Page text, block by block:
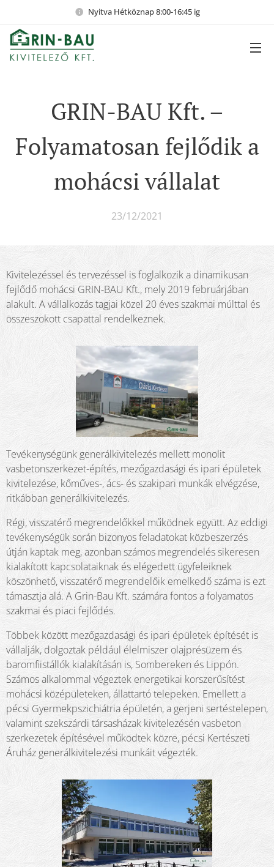
Nyitva Hétköznap 8:00-16:45 ig
GRIN-BAU Kft. –
Folyamatosan fejlődik a
mohácsi vállalat
23/12/2021
Kivitelezéssel és tervezéssel is foglalkozik a dinamikusan
fejlődő mohácsi GRIN-BAU Kft., mely 2019 februárjában
alakult. A vállalkozás tagjai közel 20 éves szakmai múlttal és
összeszokott csapattal rendelkeznek.
Tevékenységünk generál­kivi­te­le­zés mellett monolit
vasbetonszerkezet-építés, mezőgazdasági és ipari épületek
kivitelezése, kőműves-, ács- és szakipari munkák elvégzése,
ritkábban generálkivitelezés.
Régi, visszatérő megrendelőkkel működnek együtt. Az eddigi
tevékenységük során bizonyos feladatokat közbeszerzés
útján kaptak meg, azonban számos megrendelés sikeresen
kialakított kapcsolataiknak és elégedett ügyfeleiknek
köszönhető, visszatérő megrendelőik emelkedő száma is ezt
támasztja alá. A Grin-Bau Kft. számára fontos a folyamatos
szakmai és piaci fejlődés.
Többek között mezőgazdasági és ipari épületek építését is
vállalják, dolgoztak például élelmiszer olajprésüzem és
baromfiistállók kialakításán is, Sombereken és Lippón.
Számos alkalommal végeztek energetikai korszerűsítést
mohácsi középületeken, állattartó telepeken. Emellett a
pécsi Gyermekpszichiátria épületén, a gerjeni sertéstelepen,
valamint szekszárdi társasházak kivitelezésén vasbeton
szerkezetek építésével működtek közre, pécsi Kertészeti
Áruház generálkivitelezési munkáit végezték.